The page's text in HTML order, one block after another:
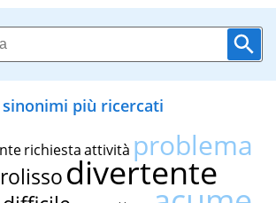
più ricercati
richiestaattività problema
divertente